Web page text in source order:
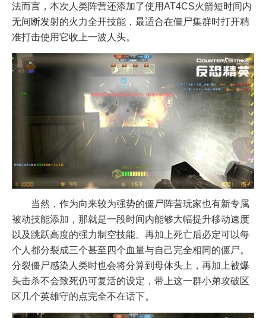
法而言，本次人类阵营还添加了使用AT4CS火箭短时间内
无间断发射的火力全开技能，最适合在僵尸集群时打开精
准打击使用它收上一波人头。
当然，作为向来较为强势的僵尸阵营玩家也有新专属
被动技能添加，那就是一段时间内能够大幅提升移动速度
以及跳跃高度的强力制空技能。再加上死亡后必定可以每
个人都分裂成三个甚至四个血量与自己完全相同的僵尸。
分裂僵尸感染人类时也会将分算到母体头上，再加上被爆
头击杀不会致死仍可复活的设定，带上这一群小弟攻破区
区几个英雄守的点完全不在话下。